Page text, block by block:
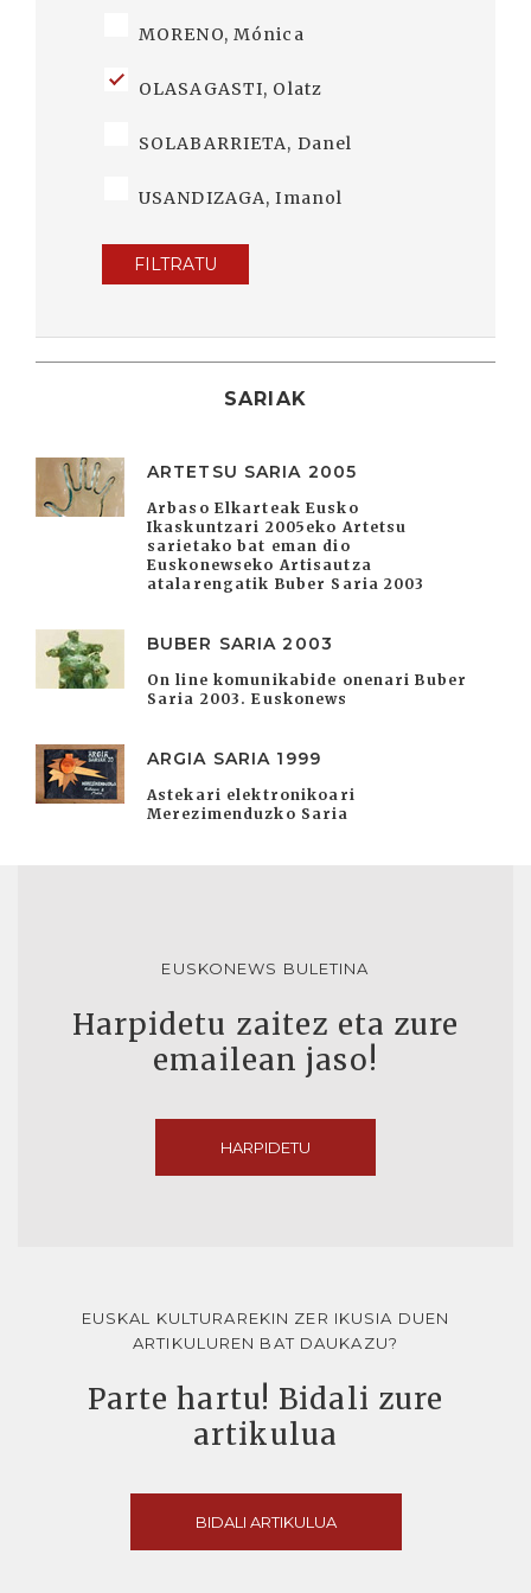
MORENO, Mónica
OLASAGASTI, Olatz
SOLABARRIETA, Danel
USANDIZAGA, Imanol
FILTRATU
SARIAK
ARTETSU SARIA 2005
Arbaso Elkarteak Eusko
Ikaskuntzari 2005eko Artetsu
sarietako bat eman dio
Euskonewseko Artisautza
atalarengatik Buber Saria 2003
BUBER SARIA 2003
On line komunikabide onenari Buber
Saria 2003. Euskonews
ARGIA SARIA 1999
Astekari elektronikoari
Merezimenduzko Saria
EUSKONEWS BULETINA
Harpidetu zaitez eta zure
emailean jaso!
HARPIDETU
EUSKAL KULTURAREKIN ZER IKUSIA DUEN
ARTIKULUREN BAT DAUKAZU?
Parte hartu! Bidali zure
artikulua
BIDALI ARTIKULUA